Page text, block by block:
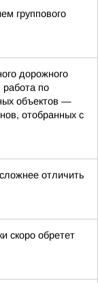
группового
дорожного
по
объектов —
отобранных с
отличить
скоро обретет